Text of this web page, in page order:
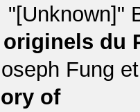
"[Unknown]"
du
Fung
of